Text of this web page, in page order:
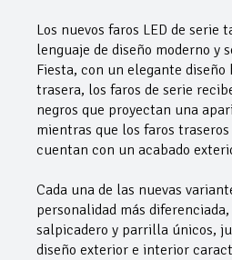
Los nuevos faros LED de
lenguaje de diseño moderno y
Fiesta, con un elegante
trasera, los faros de serie
negros que proyectan una
mientras que los faros
cuentan con un acabado
Cada una de las nuevas
personalidad más
salpicadero y parrilla únicos,
diseño exterior e interior